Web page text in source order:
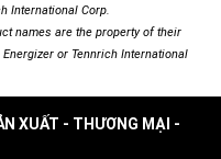
International Corp.
names are the property of their
or Tennrich International
XUẤT - THƯƠNG MẠI -